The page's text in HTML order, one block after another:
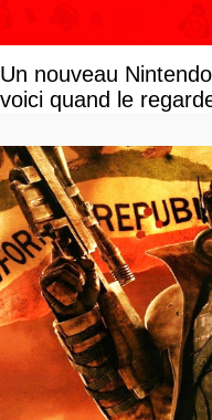
Un nouveau
voici quand le